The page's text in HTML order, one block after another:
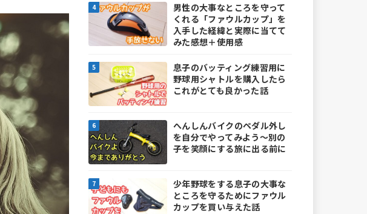
男性の大事なところを守って
くれる「ファウルカップ」を
入手した経緯と実際に当てて
みた感想＋使用感
息子のバッティング練習用に
野球用シャトルを購入したら
これがとても良かった話
へんしんバイクのペダル外し
を自分でやってみよう～別の
子を笑顔にする旅に出る前に
少年野球をする息子の大事な
ところを守るためにファウル
カップを買い与えた話